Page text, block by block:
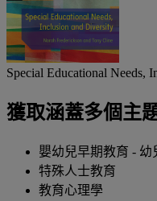
Special Educational Needs,
獲取涵蓋多個主
嬰幼兒早期教育 - 幼
特殊人士教育
教育心理學